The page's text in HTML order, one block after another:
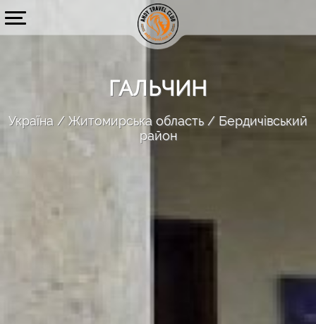
ГАЛЬЧИН
Україна Житомирська область
Бердичівський
район